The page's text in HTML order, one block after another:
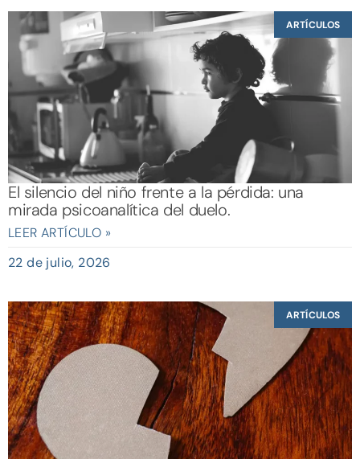
ARTÍCULOS
El silencio del niño frente a la pérdida: una
mirada psicoanalítica del duelo.
LEER ARTÍCULO »
22 de julio, 2026
ARTÍCULOS